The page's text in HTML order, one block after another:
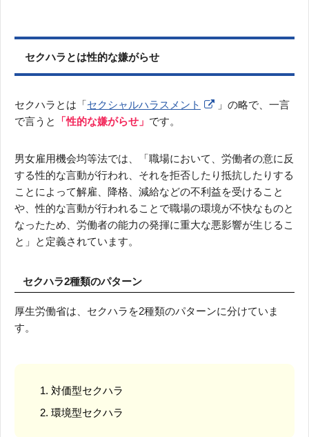
セクハラとは性的な嫌がらせ
セクハラとは「セクシャルハラスメント
」の略で、一言
で言うと
「性的な嫌がらせ」 です。
男女雇用機会均等法では、「職場において、労働者の意に反
する性的な言動が行われ、それを拒否したり抵抗したりする
ことによって解雇、降格、減給などの不利益を受けること
や、性的な言動が行われることで職場の環境が不快なものと
なったため、労働者の能力の発揮に重大な悪影響が生じるこ
と」と定義されています。
セクハラ2種類のパターン
厚生労働省は、セクハラを2種類のパターンに分けていま
す。
対価型セクハラ
環境型セクハラ